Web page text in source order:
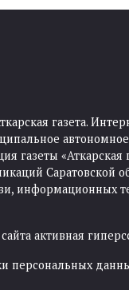
газета.
газеты
Саратовской
информационных
активная
персональных